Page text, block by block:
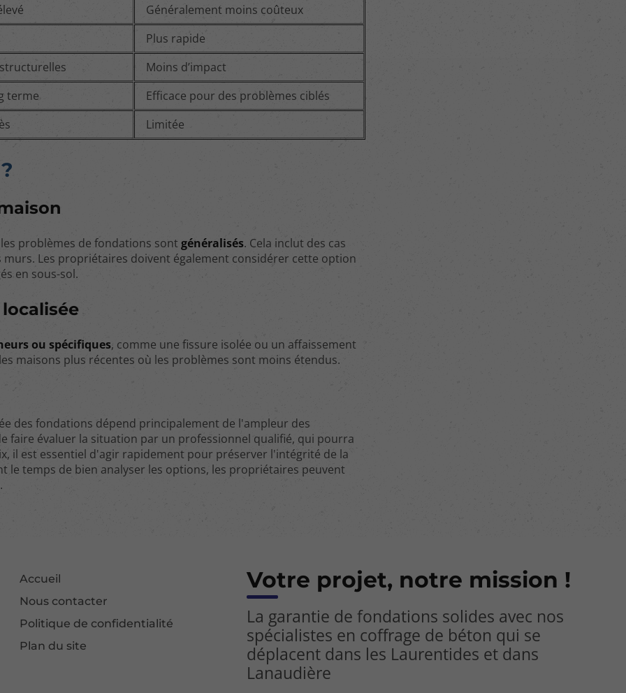
Généralement moins coûteux
Plus rapide
Moins d’impact
terme
Efficace pour des problèmes ciblés
Limitée
problèmes de fondations sont généralisés. Cela inclut des cas
Les propriétaires doivent également considérer cette option
en sous-sol.
ou spécifiques, comme une fissure isolée ou un affaissement
maisons plus récentes où les problèmes sont moins étendus.
des fondations dépend principalement de l'ampleur des
faire évaluer la situation par un professionnel qualifié, qui pourra
il est essentiel d'agir rapidement pour préserver l'intégrité de la
temps de bien analyser les options, les propriétaires peuvent
Accueil
Nous contacter
Politique de confidentialité
Plan du site
Votre projet, notre mission !
La garantie de fondations solides avec nos
spécialistes en coffrage de béton qui se
déplacent dans les Laurentides et dans
Lanaudière